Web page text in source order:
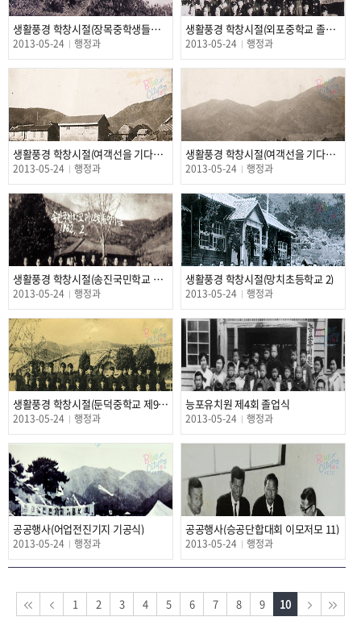
생활풍경 학창시절(장목중학생들의 농촌봉사활동 광경)
2013-05-24 행정과
생활풍경 학창시절(외포중학교 졸업식)
2013-05-24 행정과
생활풍경 학창시절(여객선을 기다리는 수학영행 학생들 2)
2013-05-24 행정과
생활풍경 학창시절(여객선을 기다리는 수학여행 학생들 1)
2013-05-24 행정과
생활풍경 학창시절(송진국민학교 제12회 졸업식)
2013-05-24 행정과
생활풍경 학창시절(망치초등학교 2)
2013-05-24 행정과
생활풍경 학창시절(둔덕중학교 제9회 졸업식)
2013-05-24 행정과
능포유치원 제4회 졸업식
2013-05-24 행정과
공공행사(어업전진기지 기공식)
2013-05-24 행정과
공공행사(승공단합대회 이모저모 11)
2013-05-24 행정과
1 2 3 4 5 6 7 8 9 10